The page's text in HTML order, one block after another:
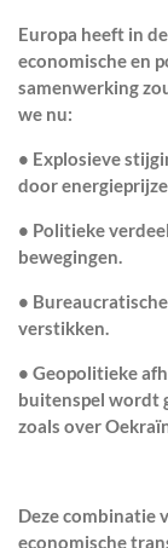
Europa heeft in
economische en
samenwerking
we nu:
• Explosieve
door
• Politieke
bewegingen.
•
verstikken.
• Geopolitieke
buitenspel wordt
zoals over
Deze combinatie
economische